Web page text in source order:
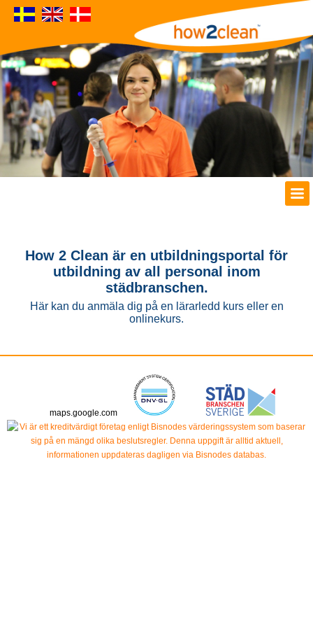
How 2 Clean är en utbildningsportal för
utbildning av all personal inom
städbranschen.
Här kan du anmäla dig på en lärarledd kurs eller en
onlinekurs.
maps.google.com